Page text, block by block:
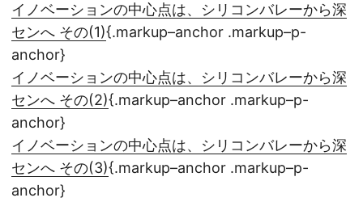
イノベーションの中心点は、シリコンバレーから深
センへ その(1){.markup–anchor .markup–p-
anchor}
イノベーションの中心点は、シリコンバレーから深
センへ その(2){.markup–anchor .markup–p-
anchor}
イノベーションの中心点は、シリコンバレーから深
センへ その(3){.markup–anchor .markup–p-
anchor}